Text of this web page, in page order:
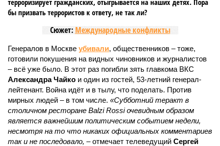
терроризирует гражданских, отыгрывается на наших детях. Пора
бы призвать террористов к ответу, не так ли?
Сюжет: Международные конфликты
Генералов в Москве убивали, общественников – тоже,
готовили покушения на видных чиновников и журналистов
– всё уже было. В этот раз погибли зять главкома ВКС
Александра Чайко и один из гостей, 53-летний генерал-
лейтенант. Война идёт и в тылу, что поделать. Против
мирных людей – в том числе. «Субботний теракт в
столичном ресторане Balzi Rossi очевидным образом
является важнейшим политическим событием недели,
несмотря на то что никаких официальных комментариев
так и не последовало, – отмечает телеведущий Сергей